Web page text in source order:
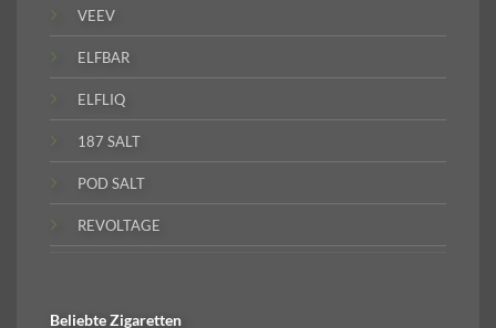
VEEV
ELFBAR
ELFLIQ
187 SALT
POD SALT
REVOLTAGE
BeliebteZigaretten